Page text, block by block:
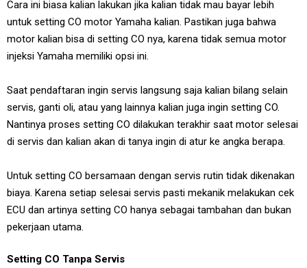
Cara ini biasa kalian lakukan jika kalian tidak mau bayar lebih
untuk setting CO motor Yamaha kalian. Pastikan juga bahwa
motor kalian bisa di setting CO nya, karena tidak semua motor
injeksi Yamaha memiliki opsi ini.
Saat pendaftaran ingin servis langsung saja kalian bilang selain
servis, ganti oli, atau yang lainnya kalian juga ingin setting CO.
Nantinya proses setting CO dilakukan terakhir saat motor selesai
di servis dan kalian akan di tanya ingin di atur ke angka berapa.
Untuk setting CO bersamaan dengan servis rutin tidak dikenakan
biaya. Karena setiap selesai servis pasti mekanik melakukan cek
ECU dan artinya setting CO hanya sebagai tambahan dan bukan
pekerjaan utama.
Setting CO Tanpa Servis